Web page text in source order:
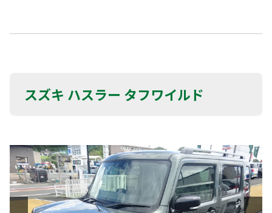
プライバシーポリシー
スズキ ハスラー タフワイルド